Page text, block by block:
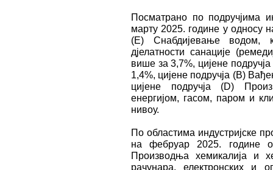
Посматрано по подручјима
марту 2025. године у односу
(Е) Снабдијевање водом,
дјелатности санације
више за 3,7%, цијене
1,4%, цијене подручја (B)
цијене подручја (D)
енергијом, гасом, паром и
нивоу.
По областима индустријске
на фебруар 2025. године
Производња хемикалија и
рачунара, електронских и